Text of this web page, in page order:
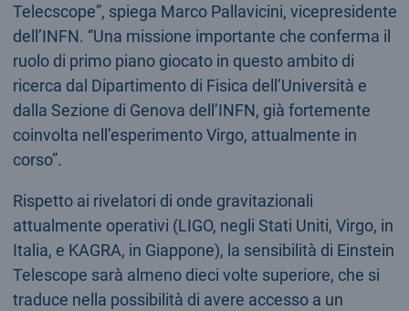
Telecscope”, spiega Marco Pallavicini, vicepresidente
dell’INFN. “Una missione importante che conferma il
ruolo di primo piano giocato in questo ambito di
ricerca dal Dipartimento di Fisica dell’Università e
dalla Sezione di Genova dell’INFN, già fortemente
coinvolta nell’esperimento Virgo, attualmente in
corso”.
Rispetto ai rivelatori di onde gravitazionali
attualmente operativi (LIGO, negli Stati Uniti, Virgo, in
Italia, e KAGRA, in Giappone), la sensibilità di Einstein
Telescope sarà almeno dieci volte superiore, che si
traduce nella possibilità di avere accesso a un